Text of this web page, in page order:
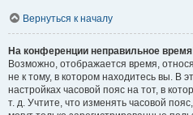
Вернуться к началу
На конференции неправильное
Возможно, отображается время,
не к тому, в котором находитесь вы. В
настройках часовой пояс на тот, в
т. д. Учтите, что изменять часовой